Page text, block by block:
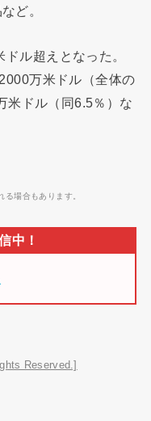
ど。
ル超えとなった。
万米ドル（全体の
米ドル（同6.5％）な
場合もあります。
Reserved.]